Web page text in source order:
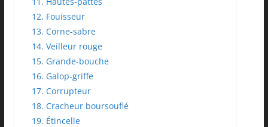
12. Fouisseur
13. Corne-sabre
14. Veilleur rouge
15. Grande-bouche
16. Galop-griffe
17. Corrupteur
18. Cracheur boursouflé
19. Étincelle